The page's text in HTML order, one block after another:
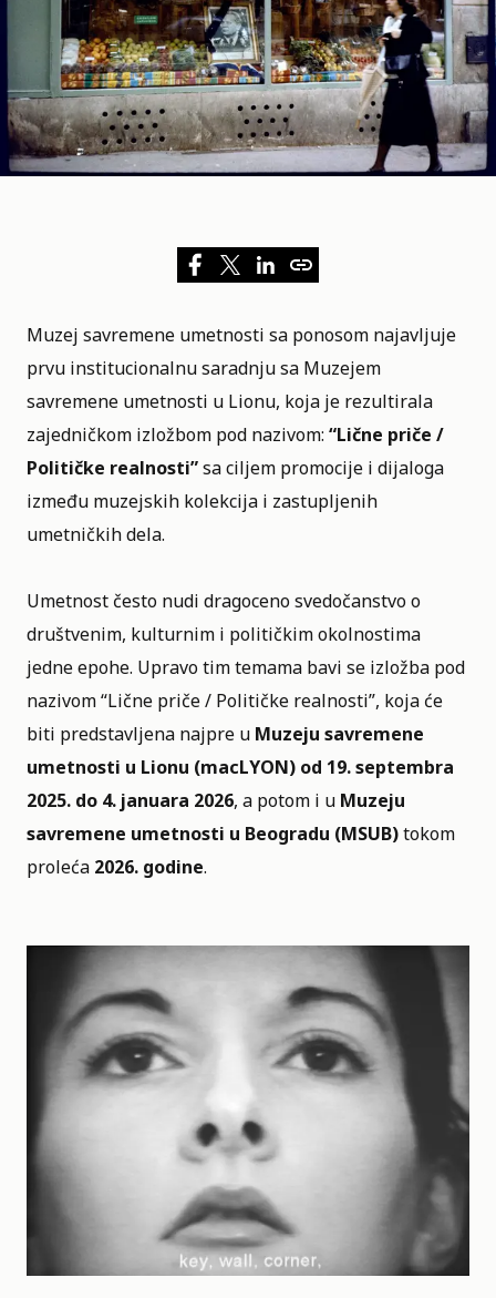
Muzej savremene umetnosti sa ponosom najavljuje
prvu institucionalnu saradnju sa Muzejem
savremene umetnosti u Lionu, koja je rezultirala
zajedničkom izložbom pod nazivom: “Lične priče /
Političke realnosti”sa ciljem promocije i dijaloga
između muzejskih kolekcija i zastupljenih
umetničkih dela.
Umetnost često nudi dragoceno svedočanstvo o
društvenim, kulturnim i političkim okolnostima
jedne epohe. Upravo tim temama bavi se izložba pod
nazivom “Lične priče / Političke realnosti”, koja će
biti predstavljena najpre u Muzeju savremene
umetnosti u Lionu (macLYON) od 19. septembra
2025. do 4. januara 2026, a potom i u Muzeju
savremene umetnosti u Beogradu (MSUB)tokom
proleća 2026. godine.